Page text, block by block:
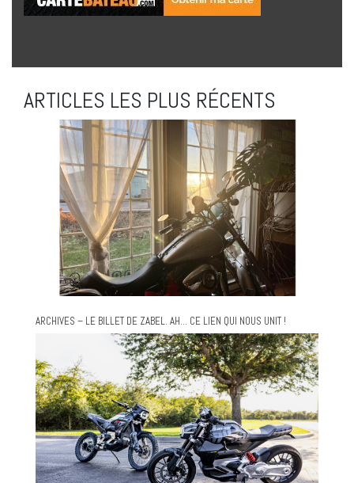
ARTICLES LES PLUS RÉCENTS
ARCHIVES – LE BILLET DE ZABEL. AH… CE LIEN QUI NOUS UNIT !